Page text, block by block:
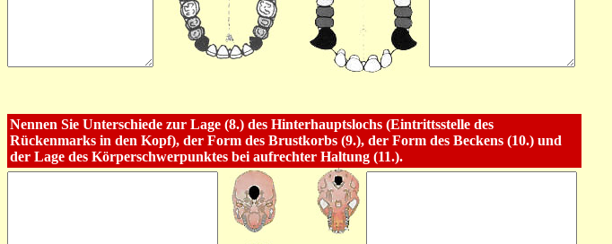
Nennen Sie Unterschiede zur Lage (8.) des Hinterhauptslochs (Eintrittsstelle des
Rückenmarks in den Kopf), der Form des Brustkorbs (9.), der Form des Beckens (10.) und
der Lage des Körperschwerpunktes bei aufrechter Haltung (11.).